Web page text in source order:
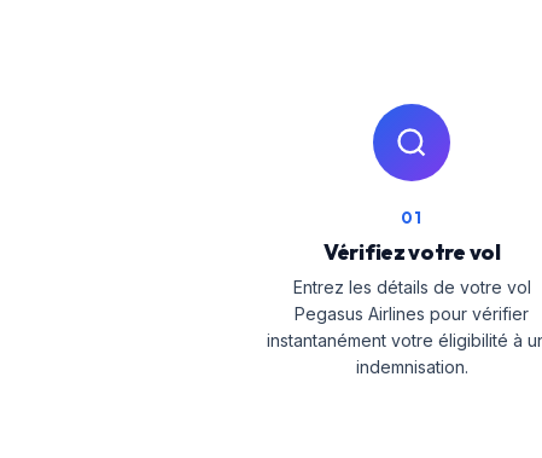
01
Vérifiez votre vol
Entrez les détails de votre vol
Pegasus Airlines pour vérifier
instantanément votre éligibilité à
indemnisation.